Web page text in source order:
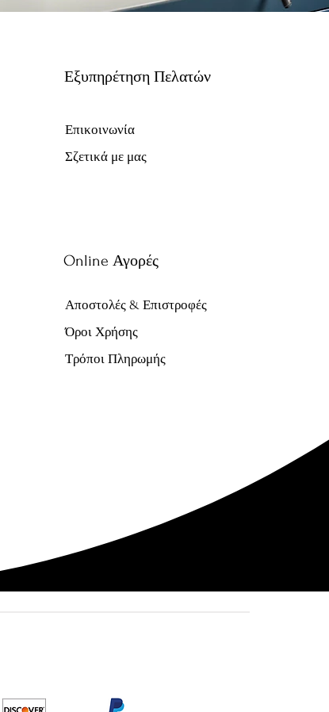
Εξυπηρέτηση Πελατών
Επικοινωνία
Σζετικά με μας
Online Αγορές
Αποστολές & Επιστροφές
Όροι Χρήσης
Τρόποι Πληρωμής